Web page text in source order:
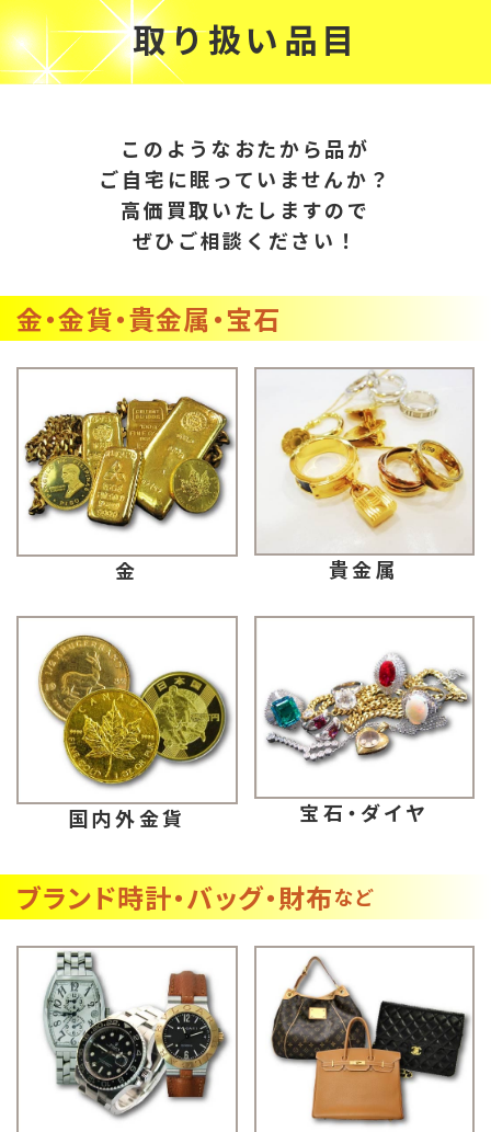
取り扱い品目
このようなおたから品が
ご自宅に眠っていませんか？
高価買取いたしますので
ぜひご相談ください！
金・金貨・貴金属・宝石
金 貴金属
国内外金貨 宝石・ダイヤ
ブランド時計・バッグ・財布など